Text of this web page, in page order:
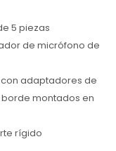
5 piezas
de micrófono de
adaptadores de
montados en
rígido